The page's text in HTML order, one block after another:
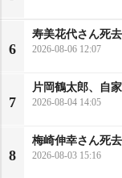
6
寿美花代さん死
2026-08-06 12:07
7
片岡鶴太郎、自
2026-08-04 14:05
8
梅崎伸幸さん死
2026-08-03 15:16